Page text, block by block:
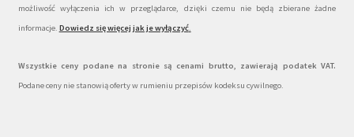
możliwość wyłączenia ich w przeglądarce, dzięki czemu nie będą zbierane żadne
informacje. Dowiedz się więcej jak je wyłączyć.
Wszystkie ceny podane na stronie są cenami brutto, zawierają podatek VAT.
Podane ceny nie stanowią oferty w rumieniu przepisów kodeksu cywilnego.